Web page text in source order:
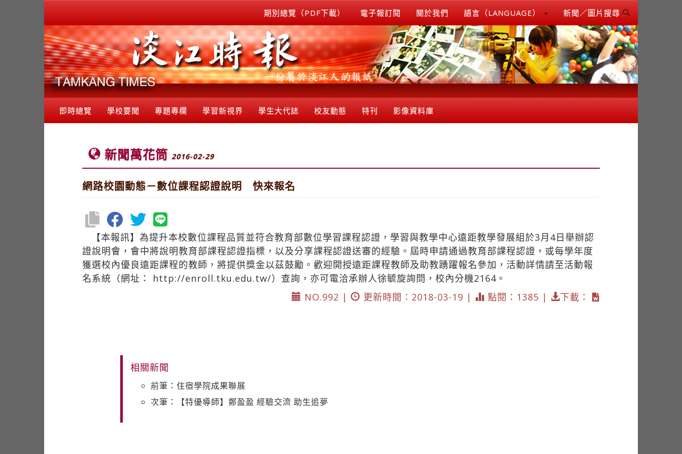
期別總覽（PDF下載） 電子報訂閱 關於我們 語言（LANGUAGE） 新聞／圖片搜尋
即時總覽 學校要聞 專題專欄 學習新視界 學生大代誌 校友動態 特刊 影像資料庫
新聞萬花筒 2016-02-29
網路校園動態－數位課程認證說明 快來報名
【本報訊】為提升本校數位課程品質並符合教育部數位學習課程認證，學習與教學中心遠距教學發展組於3月4日舉辦認
證說明會，會中將說明教育部課程認證指標，以及分享課程認證送審的經驗。屆時申請通過教育部課程認證，或每學年度
獲選校內優良遠距課程的教師，將提供獎金以茲鼓勵。歡迎開授遠距課程教師及助教踴躍報名參加，活動詳情請至活動報
名系統（網址： http://enroll.tku.edu.tw/）查詢，亦可電洽承辦人徐毓旋詢問，校內分機2164。
NO.992 |
更新時間：2018-03-19 | 點閱：1385 | 下載：
相關新聞
前筆：住宿學院成果聯展
次筆：【特優導師】鄭盈盈 經驗交流 助生追夢